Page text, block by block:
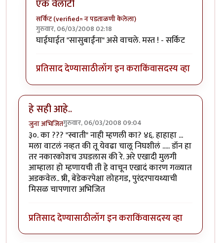
एक वेलांटी
सर्किट (verified= न पडताळणी केलेला)
गुरुवार, 06/03/2008 02:18
In reply toप्रपोझbyपान्डू हवालदार
घाईघाईत "सासुबाईंना" असे वाचले. मस्त ! - सर्किट
प्रतिसाद देण्यासाठीलॉग इन कराकिंवासदस्य व्हा
हे सही आहे..
जुना अभिजितगुरुवार, 06/03/2008 09:04
३०. का ??? "स्वाती" नाही म्हणली का? ४६. हाहाहा ...
मला वाटलं नव्हत की तू येवढा चालू निघशीलं ..... डॉन हा
तर नकारकोशच उघडलास की रे. अरे एखादी मुलगी
आम्हाला हो म्हणायची ती हे वाचून एखादं कारण गळ्यात
अडकवेल.. ष्री, बेडेकरपेक्षा लोहगड, पुरंदरपायथ्याची
मिसळ चापणारा अभिजित
प्रतिसाद देण्यासाठीलॉग इन कराकिंवासदस्य व्हा